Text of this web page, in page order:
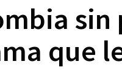
que